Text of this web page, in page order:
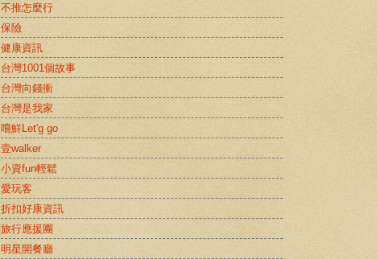
不推怎麼行
保險
健康資訊
台灣1001個故事
台灣向錢衝
台灣是我家
嚐鮮Let'g go
壹walker
小資fun輕鬆
愛玩客
折扣好康資訊
旅行應援團
明星開餐廳